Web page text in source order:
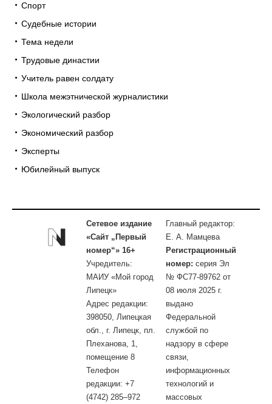
Спорт
Судебные истории
Тема недели
Трудовые династии
Учитель равен солдату
Школа межэтнической журналистики
Экологический разбор
Экономический разбор
Эксперты
Юбилейный выпуск
Сетевое издание
«Сайт „Первый
номер“» 16+
Учредитель:
МАИУ «Мой город
Липецк»
Адрес редакции:
398050, Липецкая
обл., г. Липецк, пл.
Плеханова, 1,
помещение 8
Телефон
редакции: +7
(4742) 285–972
Главный редактор:
Е. А. Мамцева
Регистрационный
номер: серия Эл
№ ФС77-89762 от
08 июля 2025 г.
выдано
Федеральной
службой по
надзору в сфере
связи,
информационных
технологий и
массовых